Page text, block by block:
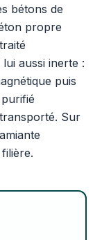
bétons de
propre
aussi inerte :
puis
Sur